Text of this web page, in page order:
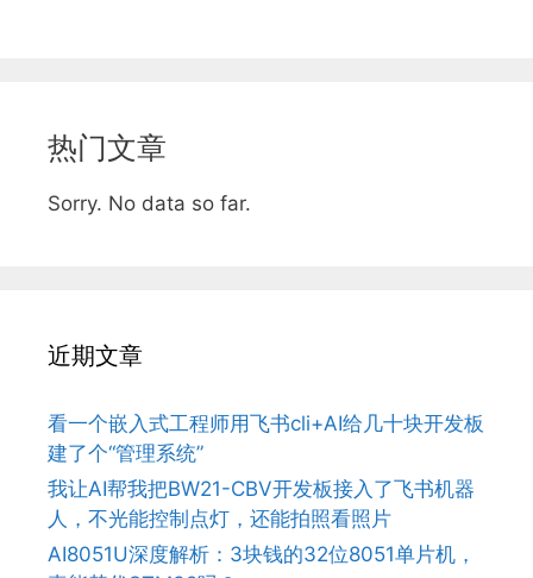
热门文章
Sorry. No data so far.
近期文章
看一个嵌入式工程师用飞书cli+AI给几十块开发板
建了个“管理系统”
我让AI帮我把BW21-CBV开发板接入了飞书机器
人，不光能控制点灯，还能拍照看照片
AI8051U深度解析：3块钱的32位8051单片机，